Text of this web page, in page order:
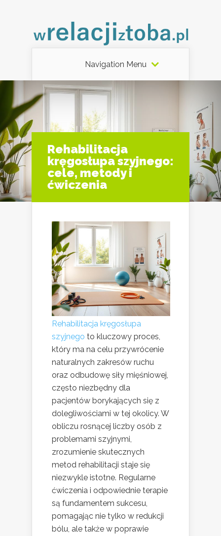
Navigation Menu
Rehabilitacja
kręgosłupa szyjnego:
cele, metody i
ćwiczenia
Rehabilitacja kręgosłupa
szyjnego to kluczowy proces,
który ma na celu przywrócenie
naturalnych zakresów ruchu
oraz odbudowę siły mięśniowej,
często niezbędny dla
pacjentów borykających się z
dolegliwościami w tej okolicy. W
obliczu rosnącej liczby osób z
problemami szyjnymi,
zrozumienie skutecznych
metod rehabilitacji staje się
niezwykle istotne. Regularne
ćwiczenia i odpowiednie terapie
są fundamentem sukcesu,
pomagając nie tylko w redukcji
bólu, ale także w poprawie